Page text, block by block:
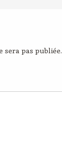
sera pas publiée.